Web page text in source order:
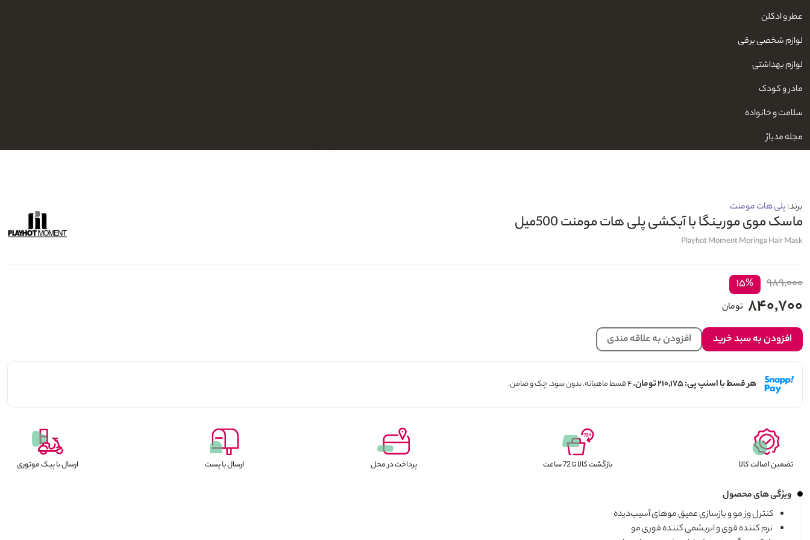
عطر و ادکلن
لوازم شخصی برقی
لوازم بهداشتی
مادر و کودک
سلامت و خانواده
مجله مدیاژ
برند:پلی هات مومنت
ماسک موی مورینگا با آبکشی پلی هات مومنت 500میل
Playhot Moment Moringa Hair Mask
۹۸۹,۰۰۰ ۱۵%
۸۴۰,۷۰۰ تومان
افزودن به سبد خرید افزودن به علاقه مندی
هر قسط با اسنپ پی: ۲۱۰,۱۷۵ تومان. ۴ قسط ماهیانه. بدون سود. چک و ضامن.
تضمین اصالت کالا بازگشت کالا تا 72 ساعت پرداخت در محل ارسال با پست ارسال با پیک موتوری
ویژگی های محصول
کنترل وز مو و بازسازی عمیق موهای آسیبدیده
نرم کننده قوی و ابریشمی کننده فوری مو